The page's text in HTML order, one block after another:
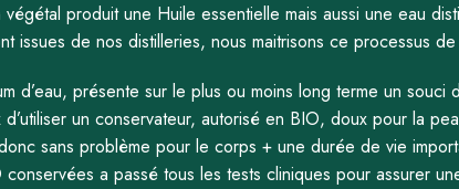
végétal produit une Huile essentielle mais aussi une eau
issues de nos distilleries, nous maitrisons ce processus
d’eau, présente sur le plus ou moins long terme un
un conservateur, autorisé en BIO, doux pour la
sans problème pour le corps + une durée de vie
a passé tous les tests cliniques pour assurer